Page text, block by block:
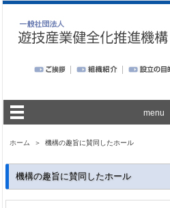
menu
ホーム ＞ 機構の趣旨に賛同したホール
機構の趣旨に賛同したホール